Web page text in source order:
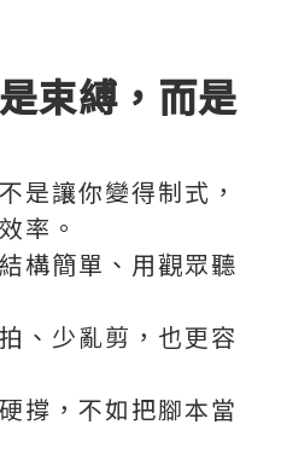
束縛，而是
是讓你變得制式，
率。
構簡單、用觀眾聽
、少亂剪，也更容
撐，不如把腳本當